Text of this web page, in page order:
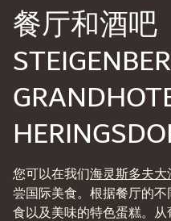
餐厅和酒吧
您可以在我们海灵斯多夫
尝国际美食。根据餐厅的
食以及美味的特色蛋糕。